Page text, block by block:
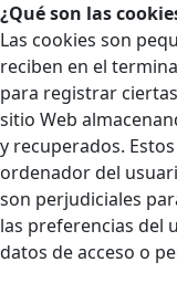
¿Qué son las
Las cookies son
reciben en el
para registrar
sitio Web
y recuperados.
ordenador del
son perjudiciales
las preferencias del
datos de acceso o